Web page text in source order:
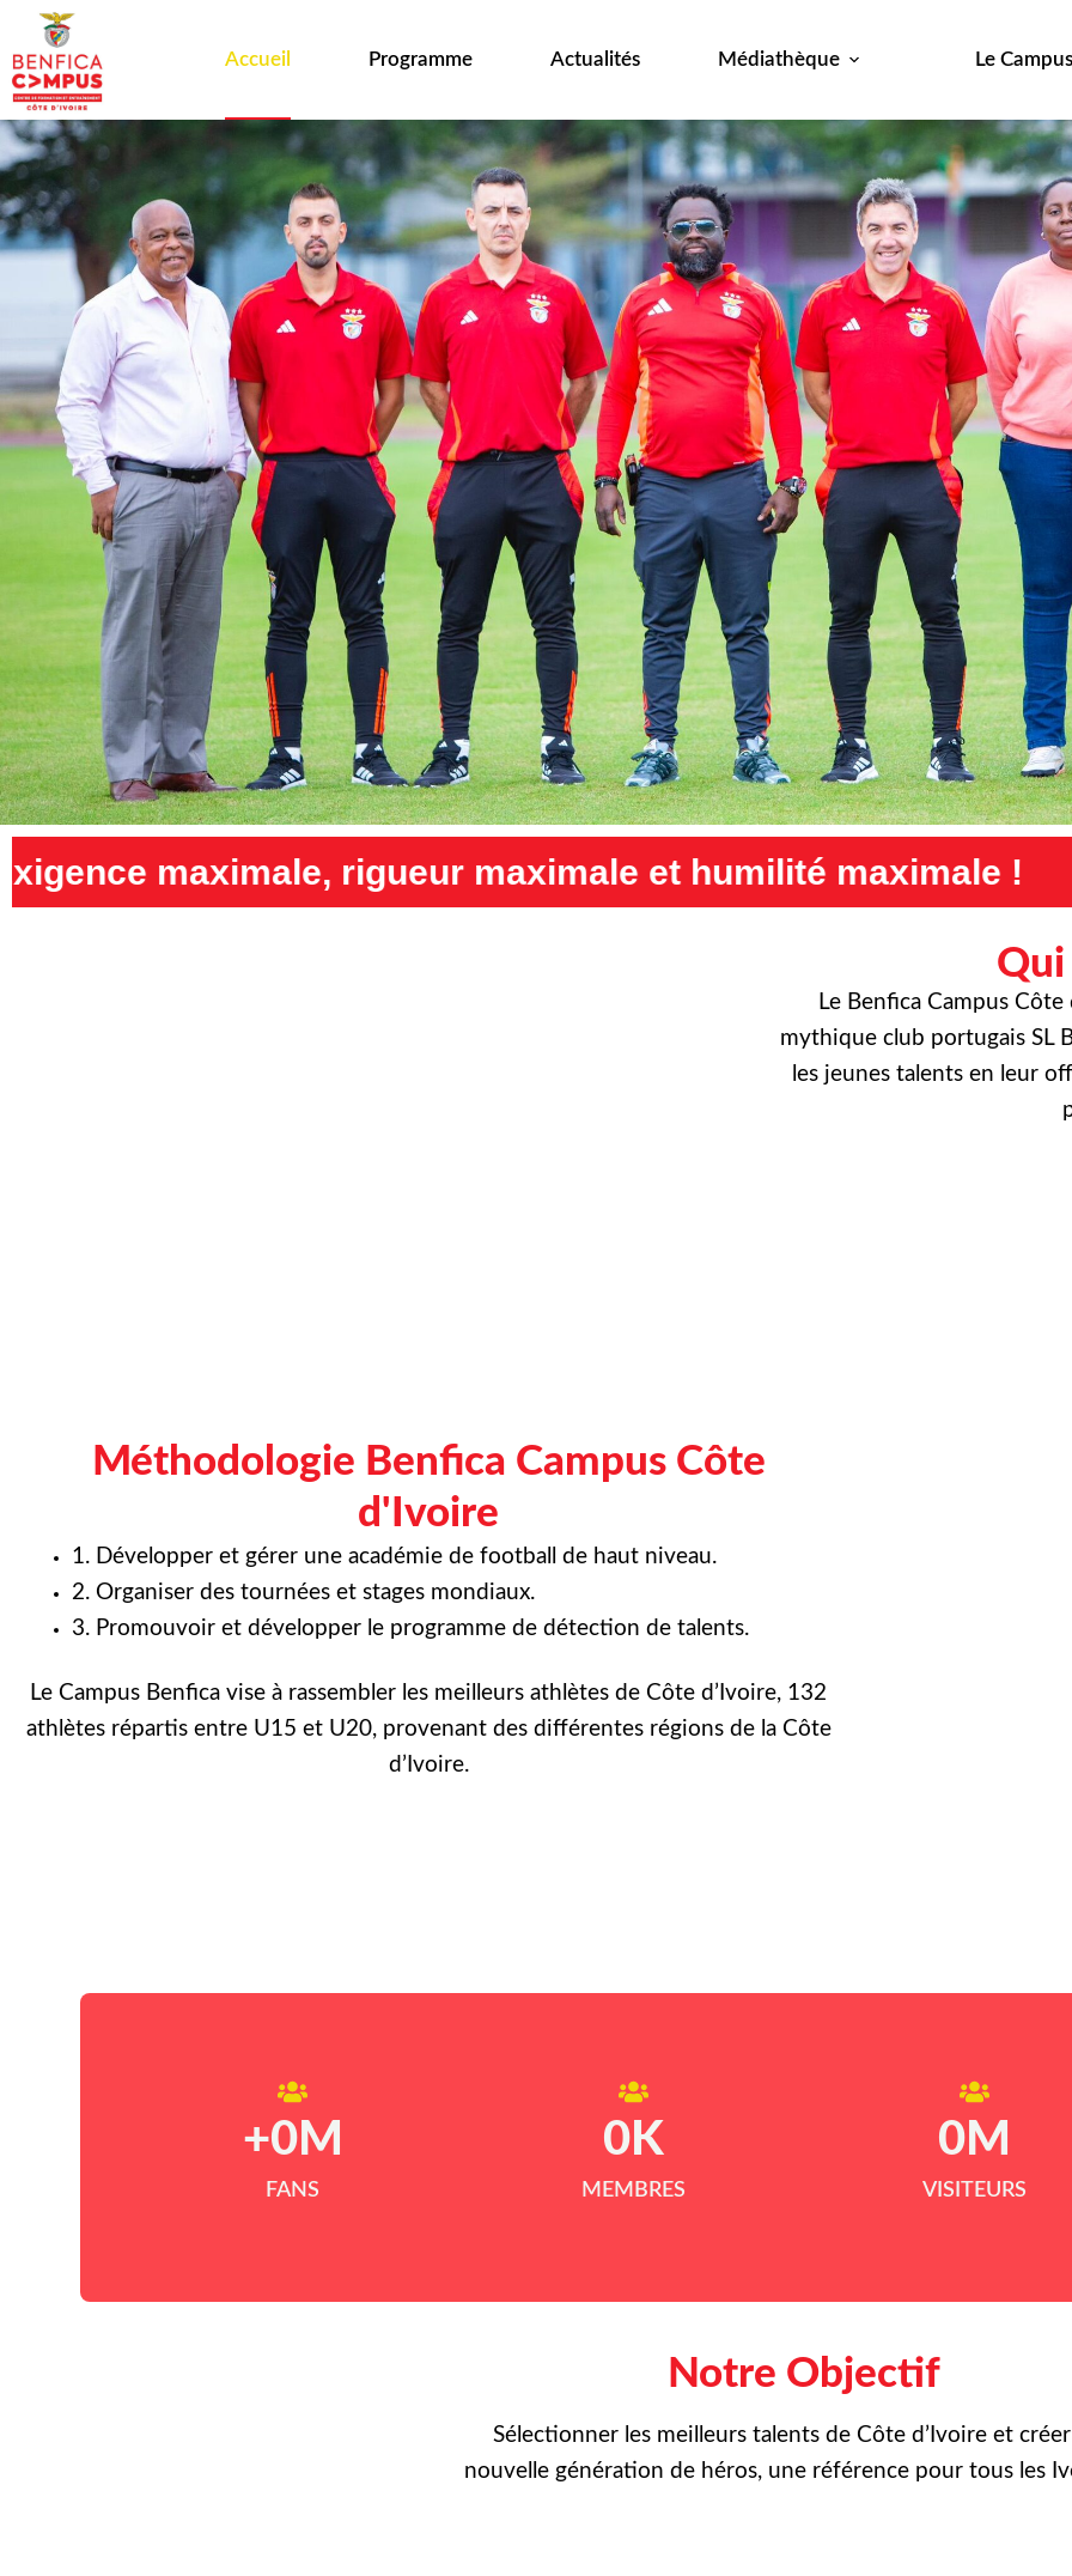
Accueil Programme Actualités Médiathèque Le Campus
rigueur maximale et humilité maximale ! Exigence
Qui
Le Benfica Campus
mythique club portugais SL
les jeunes talents en leur
Méthodologie Benfica Campus Côte
d'Ivoire
1. Développer et gérer une académie de football de haut niveau.
2. Organiser des tournées et stages mondiaux.
3. Promouvoir et développer le programme de détection de talents.
Le Campus Benfica vise à rassembler les meilleurs athlètes de Côte d’Ivoire, 132
athlètes répartis entre U15 et U20, provenant des différentes régions de la Côte
d’Ivoire.
FANS
+0M
MEMBRES
0 K
VISITEURS
0M
Notre Objectif
Sélectionner les meilleurs talents de Côte d’Ivoire et
nouvelle génération de héros, une référence pour tous les